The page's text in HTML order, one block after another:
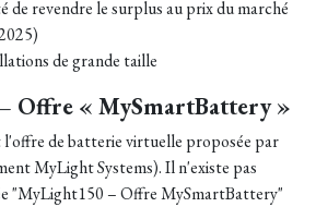
de revendre le surplus au prix du marché
de grande taille
Offre « MySmartBattery »
de batterie virtuelle proposée par
MyLight Systems). Il n'existe pas
"MyLight150 – Offre MySmartBattery"